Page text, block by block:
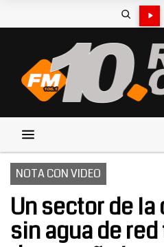
NOTA CON VIDEO
Un sector de
sin agua de